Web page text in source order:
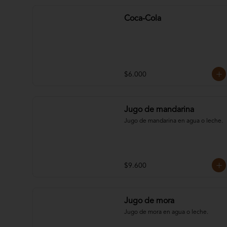
Coca-Cola
$6.000
Jugo de mandarina
Jugo de mandarina en agua o leche.
$9.600
Jugo de mora
Jugo de mora en agua o leche.